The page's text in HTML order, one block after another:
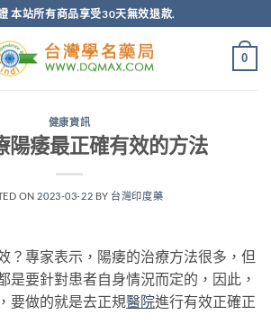
本站所有商品享受30天無效退款.
0
健康資訊
陽痿最正確有效的方法
ON 2023-03-22 BY 台灣印度藥
？專家表示，陽痿的治療方法很多，但
是要針對患者自身情況而定的，因此，
要做的就是去正規醫院進行有效正確正